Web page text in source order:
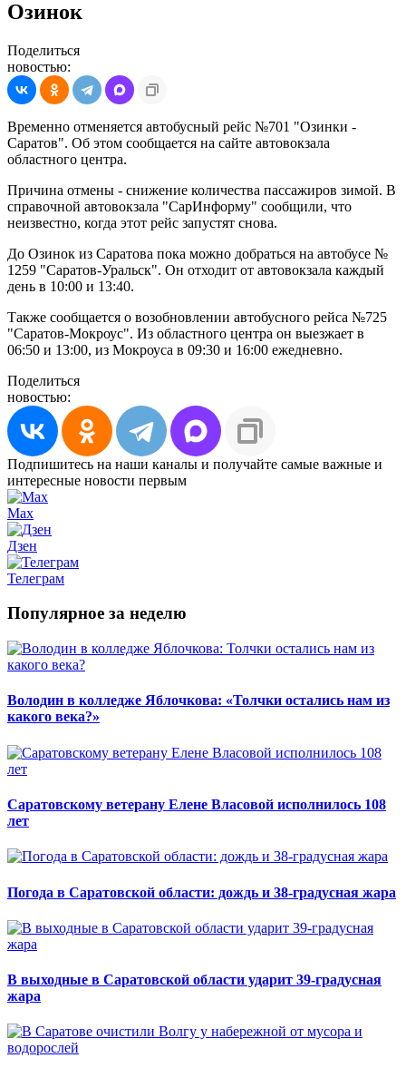
Озинок
Поделиться
новостью:
Временно отменяется автобусный рейс №701 "Озинки -
Саратов". Об этом сообщается на сайте автовокзала
областного центра.
Причина отмены - снижение количества пассажиров зимой. В
справочной автовокзала "СарИнформу" сообщили, что
неизвестно, когда этот рейс запустят снова.
До Озинок из Саратова пока можно добраться на автобусе №
1259 "Саратов-Уральск". Он отходит от автовокзала каждый
день в 10:00 и 13:40.
Также сообщается о возобновлении автобусного рейса №725
"Саратов-Мокроус". Из областного центра он выезжает в
06:50 и 13:00, из Мокроуса в 09:30 и 16:00 ежедневно.
Поделиться
новостью:
Подпишитесь на наши каналы и получайте самые важные и
интересные новости первым
Max
Дзен
Телеграм
Популярное за неделю
Володин в колледже Яблочкова: «Толчки остались нам из
какого века?»
Саратовскому ветерану Елене Власовой исполнилось 108
лет
Погода в Саратовской области: дождь и 38-градусная жара
В выходные в Саратовской области ударит 39-градусная
жара